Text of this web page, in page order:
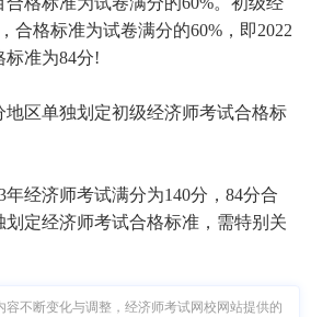
合格标准为试卷满分的60%，即2022
标准为84分!
地区单独划定初级经济师考试合格标
年经济师考试满分为140分，84分合
定经济师考试合格标准，需特别关
容不断变化与调整，经济师考试网校网站提供的